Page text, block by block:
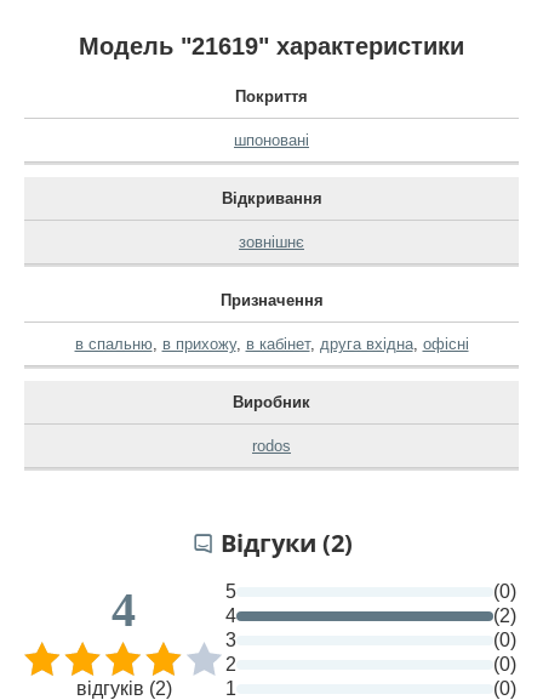
Модель "21619" характеристики
Покриття
шпоновані
Відкривання
зовнішнє
Призначення
в спальню, в прихожу, в кабінет, друга вхідна, офісні
Виробник
rodos
Відгуки (2)
4
відгуків (2)
5
(0)
4
(2)
3
(0)
2
(0)
1
(0)